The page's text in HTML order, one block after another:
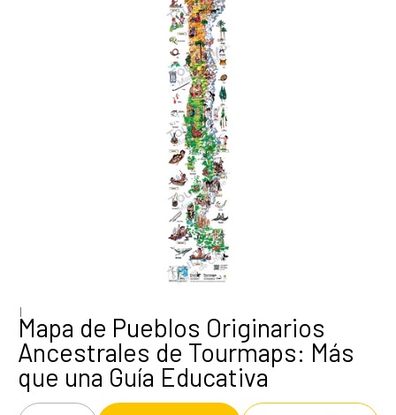
|
Mapa de Pueblos Originarios
Ancestrales de Tourmaps: Más
que una Guía Educativa